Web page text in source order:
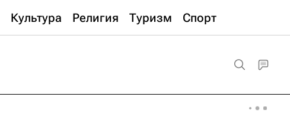
Культура Религия Туризм Спорт